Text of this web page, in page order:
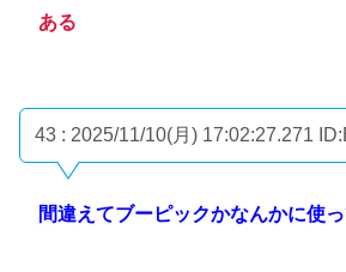
ある
43 : 2025/11/10(月) 17:02:27.271
間違えてブーピックかなんかに使